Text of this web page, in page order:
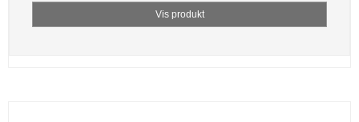
Vis produkt